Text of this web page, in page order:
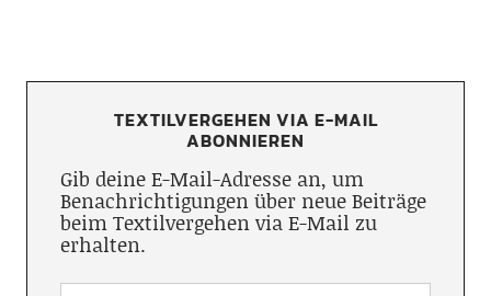
TEXTILVERGEHEN VIA E-MAIL
ABONNIEREN
Gib deine E-Mail-Adresse an, um
Benachrichtigungen über neue Beiträge
beim Textilvergehen via E-Mail zu
erhalten.